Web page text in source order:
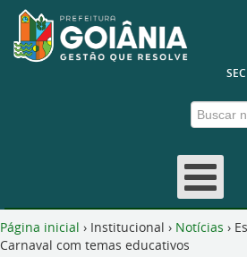
Página inicial › Institucional › Notícias ›
Carnaval com temas educativos